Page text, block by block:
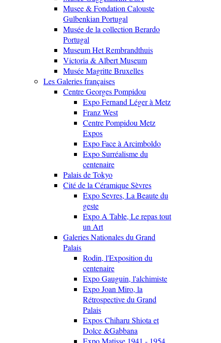
Musee & Fondation Calouste
Gulbenkian Portugal
Musée de la collection Berardo
Portugal
Museum Het Rembrandthuis
Victoria & Albert Museum
Musée Magritte Bruxelles
Les Galeries françaises
Centre Georges Pompidou
Expo Fernand Léger à Metz
Franz West
Centre Pompidou Metz
Expos
Expo Face à Arcimboldo
Expo Surréalisme du
centenaire
Palais de Tokyo
Cité de la Céramique Sèvres
Expo Sevres, La Beaute du
geste
Expo A Table, Le repas tout
un Art
Galeries Nationales du Grand
Palais
Rodin, l'Exposition du
centenaire
Expo Gauguin, l'alchimiste
Expo Joan Miro, la
Rétrospective du Grand
Palais
Expos Chiharu Shiota et
Dolce &Gabbana